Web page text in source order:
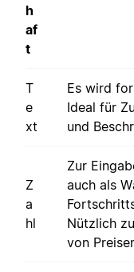
h
af
t
T
e
xt
Es wird
Ideal für
und
Z
a
hl
Zur
auch als
Nützlich
von